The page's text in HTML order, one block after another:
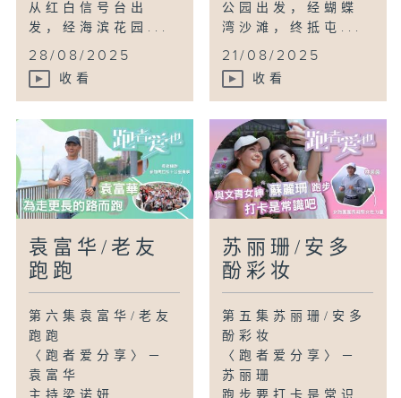
从红白信号台出
发，经海滨花园...
28/08/2025
收看
公园出发，经蝴蝶
湾沙滩，终抵屯...
21/08/2025
收看
袁富华/老友
跑跑
第六集袁富华/老友
跑跑
〈跑者爱分享〉－
袁富华
苏丽珊/安多
酚彩妆
第五集苏丽珊/安多
酚彩妆
〈跑者爱分享〉－
苏丽珊